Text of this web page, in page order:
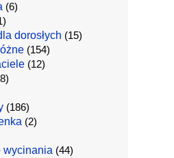
(6)
dorosłych (15)
(154)
(12)
(186)
(2)
wycinania (44)